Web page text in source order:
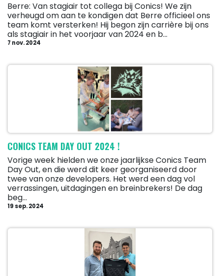
Berre: Van stagiair tot collega bij Conics! We zijn
verheugd om aan te kondigen dat Berre officieel ons
team komt versterken! Hij begon zijn carrière bij ons
als stagiair in het voorjaar van 2024 en b...
7 nov. 2024
CONICS TEAM DAY OUT 2024 !
Vorige week hielden we onze jaarlijkse Conics Team
Day Out, en die werd dit keer georganiseerd door
twee van onze developers. Het werd een dag vol
verrassingen, uitdagingen en breinbrekers! De dag
beg...
19 sep. 2024